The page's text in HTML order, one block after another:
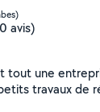
avis)
tout une
travaux de